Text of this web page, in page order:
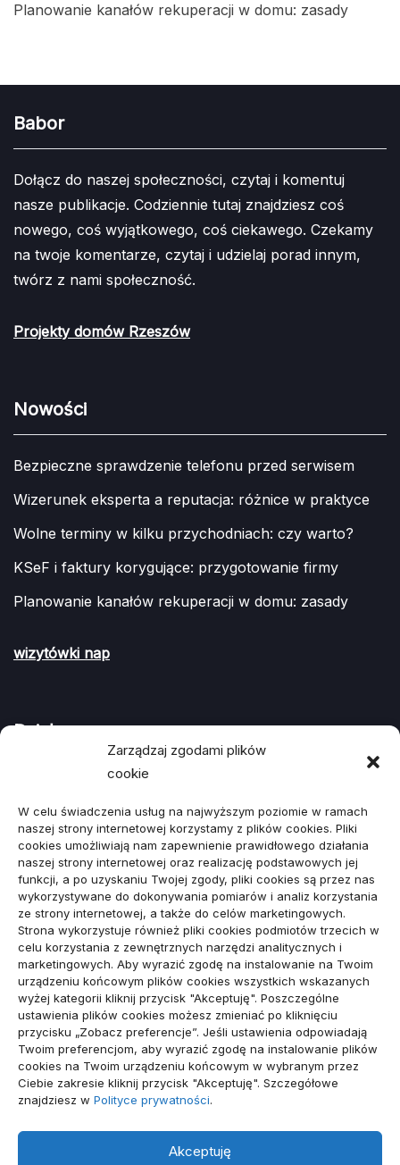
Zarządzaj zgodami plików
cookie
W celu świadczenia usług na najwyższym poziomie w ramach
naszej strony internetowej korzystamy z plików cookies. Pliki
cookies umożliwiają nam zapewnienie prawidłowego działania
naszej strony internetowej oraz realizację podstawowych jej
funkcji, a po uzyskaniu Twojej zgody, pliki cookies są przez nas
wykorzystywane do dokonywania pomiarów i analiz korzystania
ze strony internetowej, a także do celów marketingowych.
Strona wykorzystuje również pliki cookies podmiotów trzecich w
celu korzystania z zewnętrznych narzędzi analitycznych i
marketingowych. Aby wyrazić zgodę na instalowanie na Twoim
urządzeniu końcowym plików cookies wszystkich wskazanych
wyżej kategorii kliknij przycisk "Akceptuję". Poszczególne
ustawienia plików cookies możesz zmieniać po kliknięciu
przycisku „Zobacz preferencje”. Jeśli ustawienia odpowiadają
Twoim preferencjom, aby wyrazić zgodę na instalowanie plików
cookies na Twoim urządzeniu końcowym w wybranym przez
Ciebie zakresie kliknij przycisk "Akceptuję". Szczegółowe
znajdziesz w Polityce prywatności.
Akceptuję
Planowanie kanałów rekuperacji w domu: zasady
Babor
Dołącz do naszej społeczności, czytaj i komentuj
nasze publikacje. Codziennie tutaj znajdziesz coś
nowego, coś wyjątkowego, coś ciekawego. Czekamy
na twoje komentarze, czytaj i udzielaj porad innym,
twórz z nami społeczność.
Projekty domów Rzeszów
Nowości
Bezpieczne sprawdzenie telefonu przed serwisem
Wizerunek eksperta a reputacja: różnice w praktyce
Wolne terminy w kilku przychodniach: czy warto?
KSeF i faktury korygujące: przygotowanie firmy
Planowanie kanałów rekuperacji w domu: zasady
wizytówki nap
Działy
Biznes, Finanse(78)
Budownictwo, Przemysł(64)
Dom, Ogród(79)
Edukacja, Rozrywka(34)
Inne (89)
Moda, Lifestyle(23)
Motoryzacja(48)
Sport, Turystyka(54)
Technologie(19)
Usługi(71)